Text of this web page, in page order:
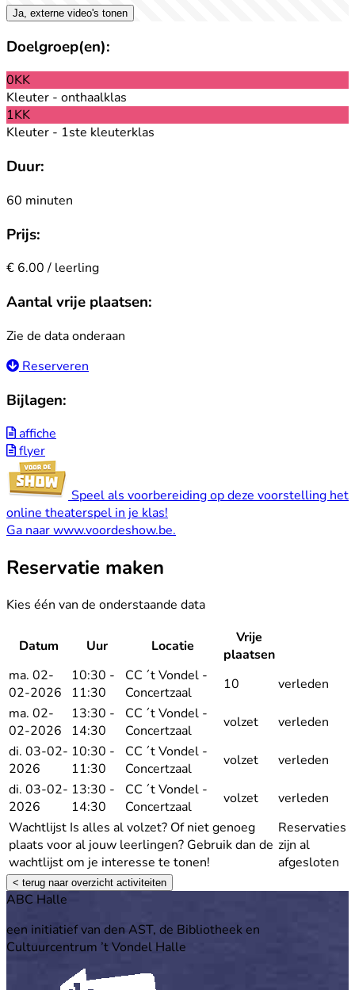
Ja, externe video's tonen
Doelgroep(en):
0KK
Kleuter - onthaalklas
1KK
Kleuter - 1ste kleuterklas
Duur:
60 minuten
Prijs:
€ 6.00 / leerling
Aantal vrije plaatsen:
Zie de data onderaan
Reserveren
Bijlagen:
affiche
flyer
Speel als voorbereiding op deze voorstelling het
online theaterspel in je klas!
Ga naarwww.voordeshow.be.
Reservatie maken
Kies één van de onderstaande data
Datum Uur Locatie
Vrije
plaatsen
ma. 02-
02-2026
10:30 -
11:30
CC ´t Vondel -
Concertzaal
10
verleden
ma. 02-
02-2026
13:30 -
14:30
CC ´t Vondel -
Concertzaal
volzet
verleden
di. 03-02-
2026
10:30 -
11:30
CC ´t Vondel -
Concertzaal
volzet
verleden
di. 03-02-
2026
13:30 -
14:30
CC ´t Vondel -
Concertzaal
volzet
verleden
Wachtlijst Is alles al volzet? Of niet genoeg
plaats voor al jouw leerlingen? Gebruik dan de
wachtlijst om je interesse te tonen!
Reservaties
zijn al
afgesloten
< terug naar overzicht activiteiten
Footer
ABC Halle
een initiatief van den AST, de Bibliotheek en
Cultuurcentrum ’t Vondel Halle